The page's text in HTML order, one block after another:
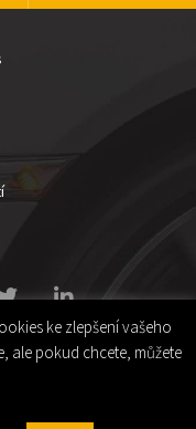
ke zlepšení vašeho
ale pokud chcete, můžete